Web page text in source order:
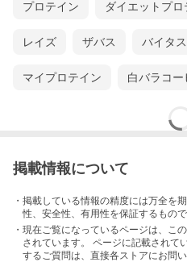
プロテイン ダイエットプロ
レイズ ザバス バイタス
マイプロテイン 白バラコ
掲載情報について
・掲載している情報の精度には万全を
性、安全性、有用性を保証するもので
・現在ご覧になっているページは、この
されています。 ページに記載されて
するご質問は、直接各ストアにお問い